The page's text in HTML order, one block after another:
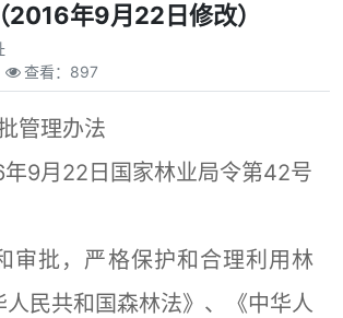
年9月22日修改）
查看： 897
管理办法
9月22日国家林业局令第42号
批，严格保护和合理利用林
民共和国森林法》、《中华人